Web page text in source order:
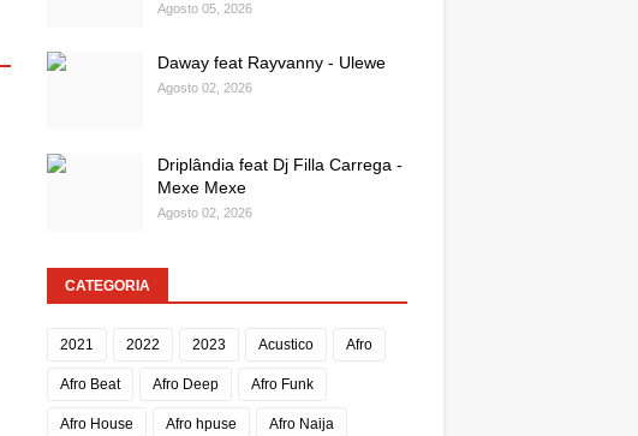
Agosto 05, 2026
Daway feat Rayvanny - Ulewe
Agosto 02, 2026
Driplândia feat Dj Filla Carrega -
Mexe Mexe
Agosto 02, 2026
CATEGORIA
2021 2022 2023 Acustico Afro
Afro Beat Afro Deep Afro Funk
Afro House Afro hpuse Afro Naija